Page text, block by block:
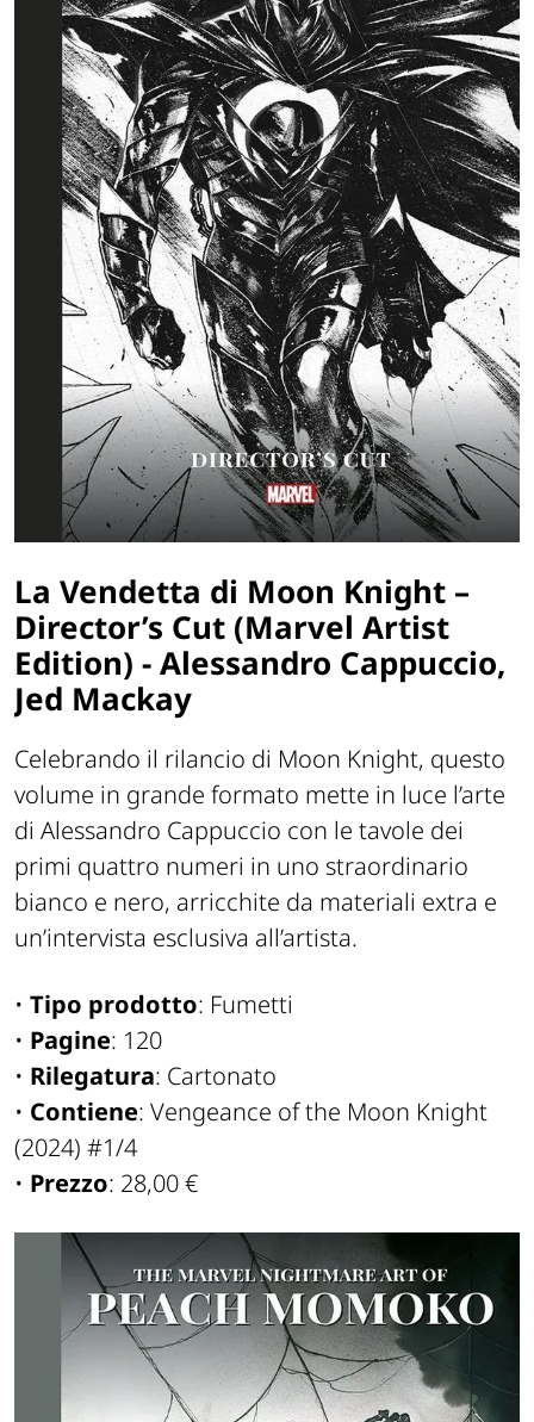
La Vendetta di Moon Knight –
Director’s Cut (Marvel Artist
Edition) - Alessandro Cappuccio,
Jed Mackay
Celebrando il rilancio di Moon Knight, questo
volume in grande formato mette in luce l’arte
di Alessandro Cappuccio con le tavole dei
primi quattro numeri in uno straordinario
bianco e nero, arricchite da materiali extra e
un’intervista esclusiva all’artista.
• Tipo prodotto: Fumetti
• Pagine: 120
• Rilegatura: Cartonato
• Contiene: Vengeance of the Moon Knight
(2024) #1/4
• Prezzo: 28,00 €